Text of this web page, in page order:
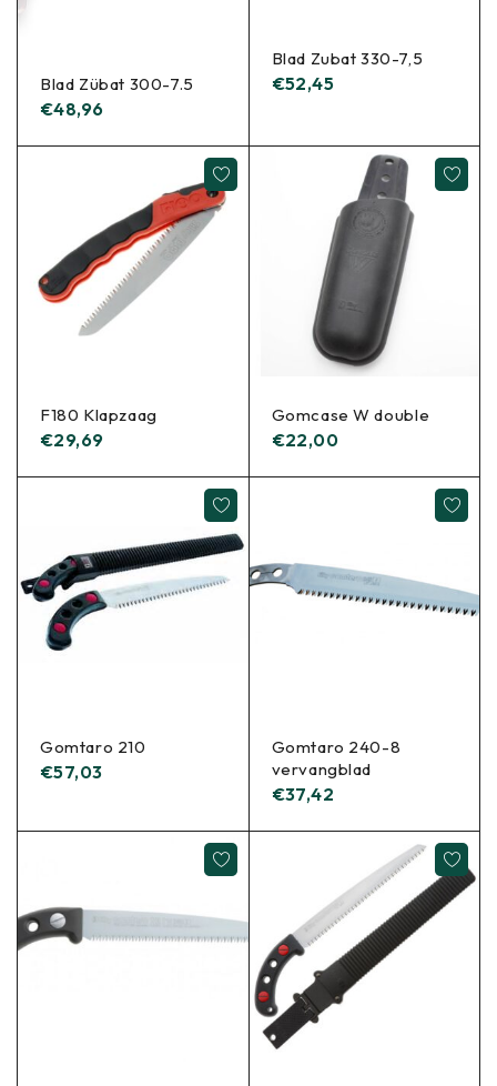
Blad Zübat 300-7.5
€48,96
Blad Zubat 330-7,5
€52,45
F180 Klapzaag
€29,69
Gomcase W double
€22,00
Gomtaro 210
€57,03
Gomtaro 240-8
vervangblad
€37,42